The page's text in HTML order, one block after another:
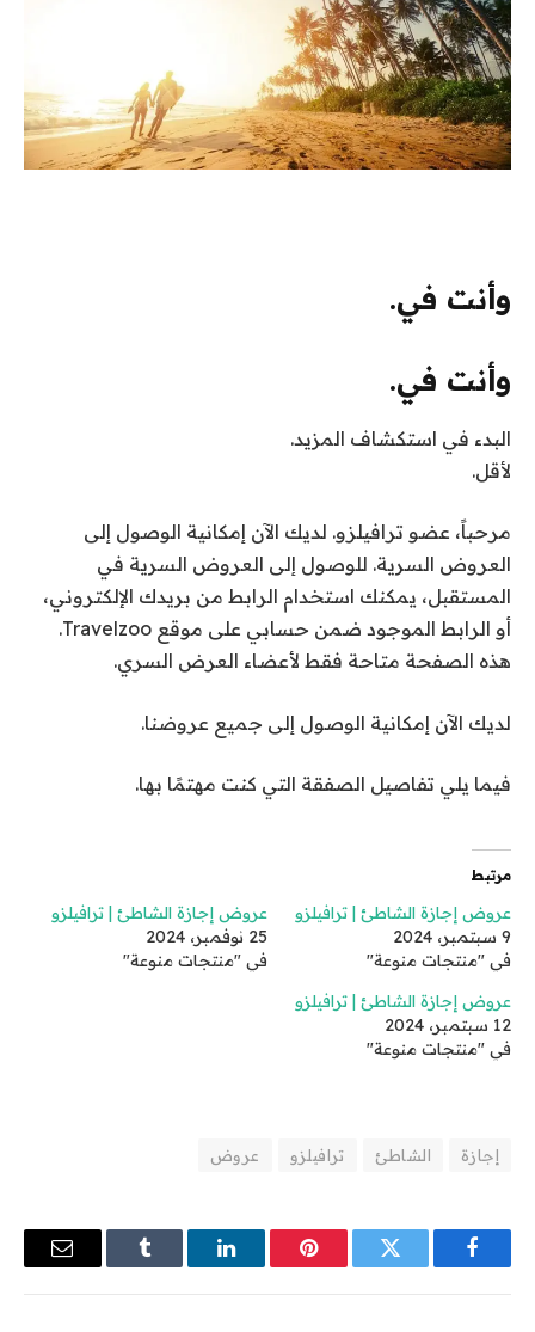
وأنت في.
وأنت في.
البدء في استكشاف المزيد.
لأقل.
مرحباً، عضو ترافيلزو. لديك الآن إمكانية الوصول إلى
العروض السرية. للوصول إلى العروض السرية في
المستقبل، يمكنك استخدام الرابط من بريدك الإلكتروني،
أو الرابط الموجود ضمن حسابي على موقع Travelzoo.
هذه الصفحة متاحة فقط لأعضاء العرض السري.
لديك الآن إمكانية الوصول إلى جميع عروضنا.
فيما يلي تفاصيل الصفقة التي كنت مهتمًا بها.
مرتبط
عروض إجازة الشاطئ | ترافيلزو
9 سبتمبر، 2024
في "منتجات منوعة"
عروض إجازة الشاطئ | ترافيلزو
25 نوفمبر، 2024
في "منتجات منوعة"
عروض إجازة الشاطئ | ترافيلزو
12 سبتمبر، 2024
في "منتجات منوعة"
إجازة الشاطئ ترافيلزو عروض
فيسبوك تويتر بينتيريستلينكدإن Tumblr
البريد